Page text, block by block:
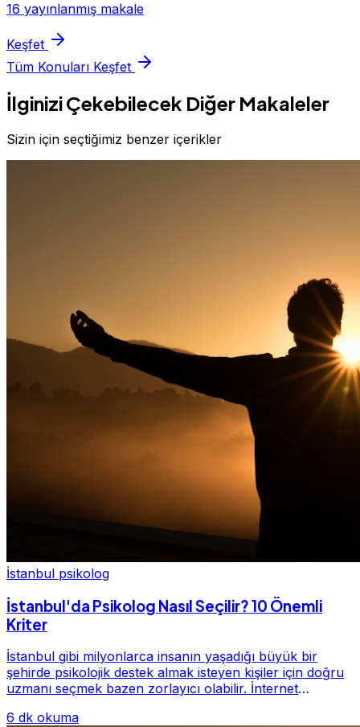
16 yayınlanmış makale
Keşfet
Tüm Konuları Keşfet
İlginizi Çekebilecek Diğer Makaleler
Sizin için seçtiğimiz benzer içerikler
İstanbul psikolog
İstanbul'da Psikolog Nasıl Seçilir? 10 Önemli
Kriter
İstanbul gibi milyonlarca insanın yaşadığı büyük bir
şehirde psikolojik destek almak isteyen kişiler için doğru
uzmanı seçmek bazen zorlayıcı olabilir. İnternet
6 dk okuma